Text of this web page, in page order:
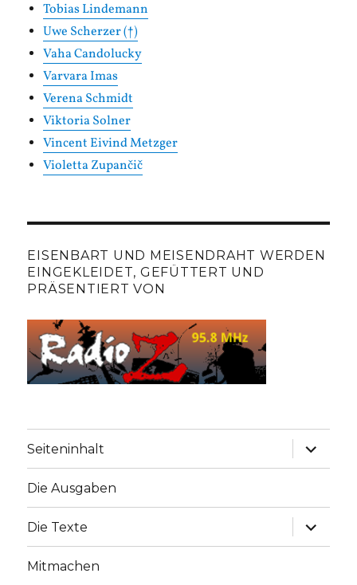
Tobias Lindemann
Uwe Scherzer (†)
Vaha Candolucky
Varvara Imas
Verena Schmidt
Viktoria Solner
Vincent Eivind Metzger
Violetta Zupančič
EISENBART UND MEISENDRAHT WERDEN
EINGEKLEIDET, GEFÜTTERT UND
PRÄSENTIERT VON
Seiteninhalt
Die Ausgaben
Die Texte
Mitmachen